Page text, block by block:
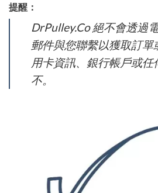
提醒：
DrPulley.Co 絕不會透過
郵件與您聯繫以獲取訂單
用卡資訊、銀行帳戶或任
不。